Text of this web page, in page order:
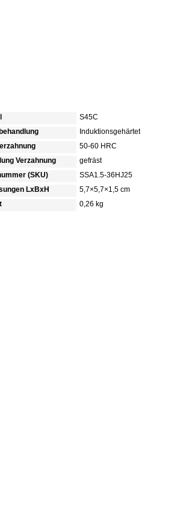
S45C
Induktionsgehärtet
50-60 HRC
Verzahnung
gefräst
(SKU)
SSA1.5-36HJ25
LxBxH
5,7×5,7×1,5 cm
0,26 kg